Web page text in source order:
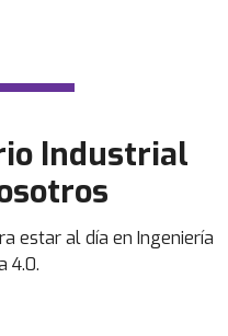
Industrial
estar al día en Ingeniería
4.0.